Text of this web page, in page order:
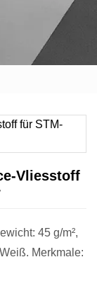
Vliesstoff
45 g/m²,
Merkmale: